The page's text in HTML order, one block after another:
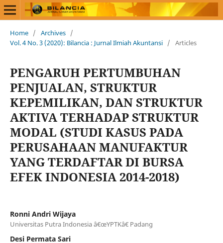
Home / Archives /
Vol. 4 No. 3 (2020): Bilancia : Jurnal Ilmiah Akuntansi / Articles
PENGARUH PERTUMBUHAN
PENJUALAN, STRUKTUR
KEPEMILIKAN, DAN STRUKTUR
AKTIVA TERHADAP STRUKTUR
MODAL (STUDI KASUS PADA
PERUSAHAAN MANUFAKTUR
YANG TERDAFTAR DI BURSA
EFEK INDONESIA 2014-2018)
Ronni Andri Wijaya
Universitas Putra Indonesia â€œYPTKâ€ Padang
Desi Permata Sari